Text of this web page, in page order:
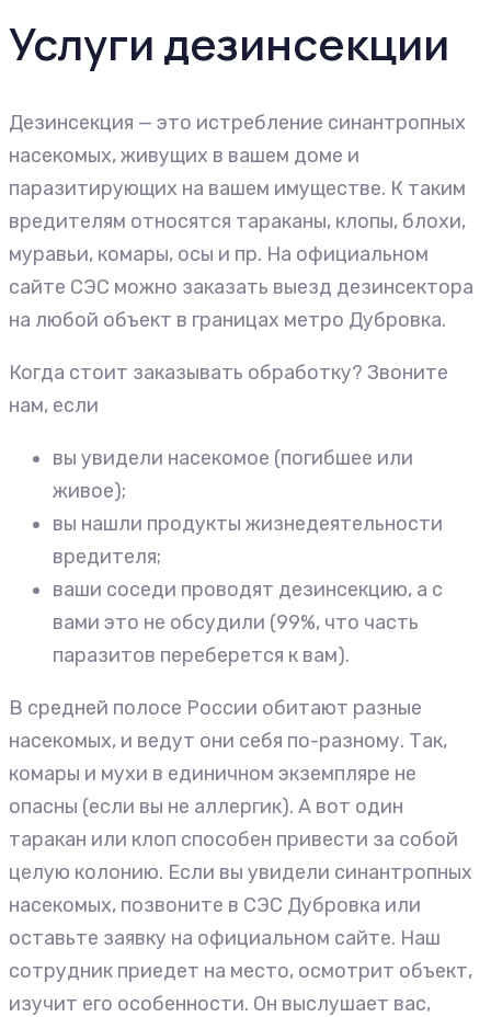
Услуги дезинсекции
Дезинсекция — это истребление синантропных
насекомых, живущих в вашем доме и
паразитирующих на вашем имуществе. К таким
вредителям относятся тараканы, клопы, блохи,
муравьи, комары, осы и пр. На официальном
сайте СЭС можно заказать выезд дезинсектора
на любой объект в границах метро Дубровка.
Когда стоит заказывать обработку? Звоните
нам, если
вы увидели насекомое (погибшее или
живое);
вы нашли продукты жизнедеятельности
вредителя;
ваши соседи проводят дезинсекцию, а с
вами это не обсудили (99%, что часть
паразитов переберется к вам).
В средней полосе России обитают разные
насекомых, и ведут они себя по-разному. Так,
комары и мухи в единичном экземпляре не
опасны (если вы не аллергик). А вот один
таракан или клоп способен привести за собой
целую колонию. Если вы увидели синантропных
насекомых, позвоните в СЭС Дубровка или
оставьте заявку на официальном сайте. Наш
сотрудник приедет на место, осмотрит объект,
изучит его особенности. Он выслушает вас,